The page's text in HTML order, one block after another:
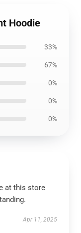
Hoodie
33%
67%
0%
0%
0%
at this store
Apr 11, 2025